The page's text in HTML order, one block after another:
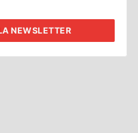
NEWSLETTER